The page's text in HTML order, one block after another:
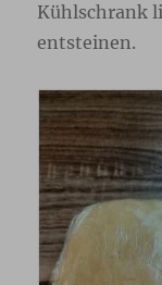
Kühlschrank
entsteinen.